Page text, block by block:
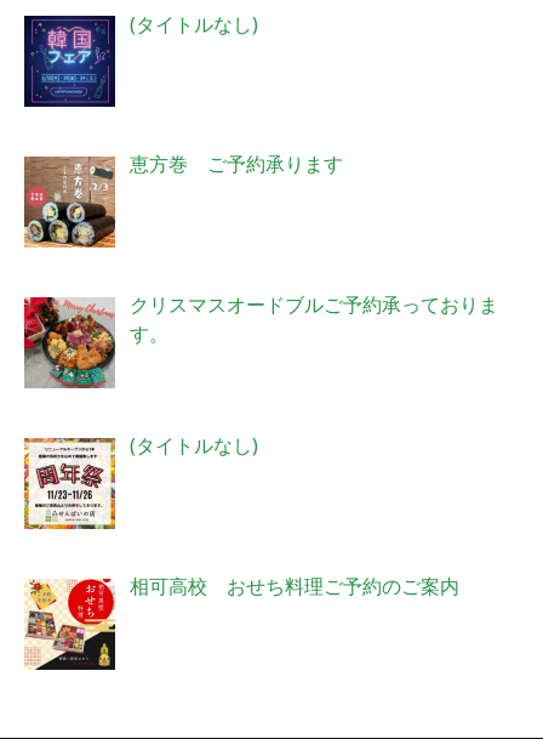
(タイトルなし)投
恵方巻 ご予約承ります
クリスマスオードブルご予約承っておりま
す。
(タイトルなし)投
相可高校 おせち料理ご予約のご案内